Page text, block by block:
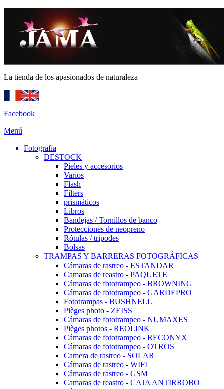
La tienda de los apasionados de naturaleza
Facebook
Menú
Fotografía
DESTOCK
Pieles y accesorios
Varios
Flash
Filters
prismáticos
Libros
Bandejas / Tornillos de banco
Protecciones de neopreno
Rótulas / tripodes
Bolsas
TRAMPAS Y BARRERAS FOTOGRÁFICAS
Cámaras de rastreo - ESTANDAR
Camaras de reastro - PAQUETE
Cámaras de fototrampeo - BROWNING
Cámaras de fototrampeo - GARDEPRO
Fototrampas - BUSHNELL
Pièges photo - ZEISS
Cámaras de fototrampeo - NUMAXES
Pièges photos - REOLINK
Cámaras de fototrampeo - RECONYX
Cámaras de fototrampeo - OTROS
Camera de rastreo - SOLAR
Cámaras de rastreo - WIFI
Cámaras de rastreo - GSM
Camaras de reastro - CAJA ANTIRROBO